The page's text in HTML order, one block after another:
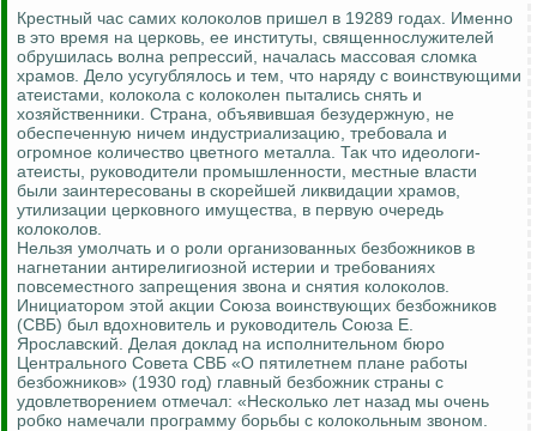
Крестный час самих колоколов пришел в 19289 годах. Именно
в это время на церковь, ее институты, священнослужителей
обрушилась волна репрессий, началась массовая сломка
храмов. Дело усугублялось и тем, что наряду с воинствующими
атеистами, колокола с колоколен пытались снять и
хозяйственники. Страна, объявившая безудержную, не
обеспеченную ничем индустриализацию, требовала и
огромное количество цветного металла. Так что идеологи-
атеисты, руководители промышленности, местные власти
были заинтересованы в скорейшей ликвидации храмов,
утилизации церковного имущества, в первую очередь
колоколов.
Нельзя умолчать и о роли организованных безбожников в
нагнетании антирелигиозной истерии и требованиях
повсеместного запрещения звона и снятия колоколов.
Инициатором этой акции Союза воинствующих безбожников
(СВБ) был вдохновитель и руководитель Союза Е.
Ярославский. Делая доклад на исполнительном бюро
Центрального Совета СВБ «О пятилетнем плане работы
безбожников» (1930 год) главный безбожник страны с
удовлетворением отмечал: «Несколько лет назад мы очень
робко намечали программу борьбы с колокольным звоном.